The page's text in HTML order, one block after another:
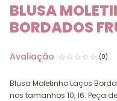
BLUSA
BORDADOS
(0)
Blusa Moletinho Laços
nos tamanhos 10, 16. Peça